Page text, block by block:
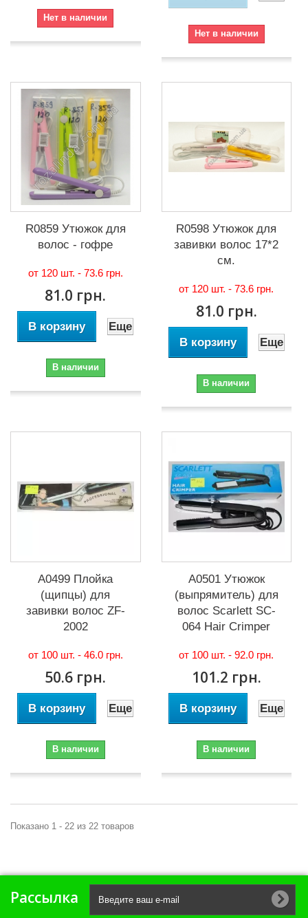
Нет в наличии
Нет в наличии
R0859 Утюжок для
волос - гофре
от 120 шт. - 73.6 грн.
81.0 грн.
В корзину Еще
В наличии
R0598 Утюжок для
завивки волос 17*2
см.
от 120 шт. -73.6 грн.
81.0 грн.
В корзину Еще
В наличии
А0499 Плойка
(щипцы) для
завивки волос ZF-
2002
от 100 шт. - 46.0 грн.
50.6 грн.
В корзину Еще
В наличии
А0501 Утюжок
(выпрямитель) для
волос Scarlett SC-
064 Hair Crimper
от 100 шт. -92.0 грн.
101.2 грн.
В корзину Еще
В наличии
Показано 1 - 22 из 22 товаров
Рассылка